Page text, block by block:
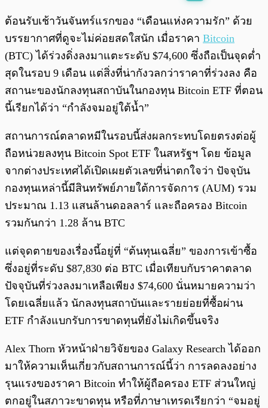
พร้อมเล่น 0:00/ 0:00
ต้อนรับเช้าวันจันทร์แรกของ “เดือนแห่งความรัก” ด้วย
บรรยากาศที่ดูจะไม่ค่อยสดใสนัก เมื่อราคา Bitcoin
(BTC) ได้ร่วงดิ่งลงมาแตะระดับ $74,600 ซึ่งถือเป็นจุดต่ำ
สุดในรอบ 9 เดือน แต่สิ่งที่น่ากังวลกว่าราคาที่ร่วงลง คือ
สถานะของนักลงทุนสถาบันในกองทุน Bitcoin ETF ที่ตอน
นี้เรียกได้ว่า “กำลังจมอยู่ใต้น้ำ”
สถานการณ์ตลาดหมีในรอบนี้ส่งผลกระทบโดยตรงต่อผู้
ถือหน่วยลงทุน Bitcoin Spot ETF ในสหรัฐฯ โดย ข้อมูล
จากต่างประเทศได้เปิดเผยตัวเลขที่น่าตกใจว่า ปัจจุบัน
กองทุนเหล่านี้มีสินทรัพย์ภายใต้การจัดการ (AUM) รวม
ประมาณ 1.13 แสนล้านดอลลาร์ และถือครอง Bitcoin
รวมกันกว่า 1.28 ล้าน BTC
แต่จุดตายของเรื่องนี้อยู่ที่ “ต้นทุนเฉลี่ย” ของการเข้าซื้อ
ซึ่งอยู่ที่ระดับ $87,830 ต่อ BTC เมื่อเทียบกับราคาตลาด
ปัจจุบันที่ร่วงลงมาเหลือเพียง $74,600 นั่นหมายความว่า
โดยเฉลี่ยแล้ว นักลงทุนสถาบันและรายย่อยที่ซื้อผ่าน
ETF กำลังแบกรับการขาดทุนที่ยังไม่เกิดขึ้นจริง
Alex Thorn หัวหน้าฝ่ายวิจัยของ Galaxy Research ได้ออก
มาให้ความเห็นเกี่ยวกับสถานการณ์นี้ว่า การลดลงอย่าง
รุนแรงของราคา Bitcoin ทำให้ผู้ถือครอง ETF ส่วนใหญ่
ตกอยู่ในสภาวะขาดทุน หรือที่ภาษาเทรดเรียกว่า “จมอยู่